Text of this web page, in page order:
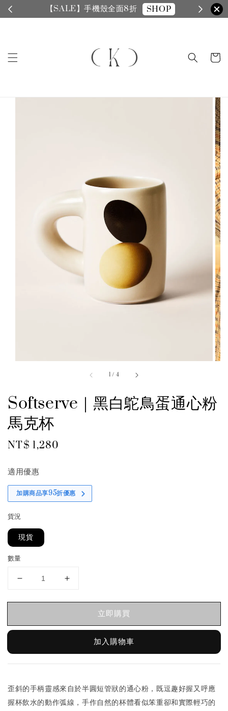
【SALE】手機殼全面8折 SHOP
1 / 4
Softserve｜黑白鴕鳥蛋通心粉
馬克杯
Regular
NT$ 1,280
適用優惠
加購商品享95折優惠
貨況
現貨
數量
立即購買
加入購物車
歪斜的手柄靈感來自於半圓短管狀的通心粉，既逗趣好握又呼應
握杯飲水的動作弧線，手作自然的杯體看似笨重卻和實際輕巧的